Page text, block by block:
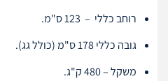
רוחב כללי – 123 ס"מ.
גובה כללי 178 ס"מ (כולל גג).
משקל – 480 ק"ג.